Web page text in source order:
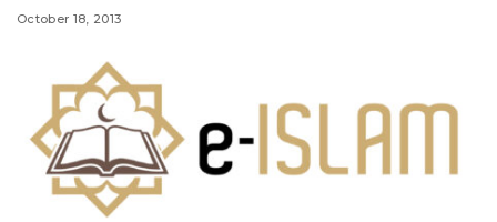
October 18, 2013